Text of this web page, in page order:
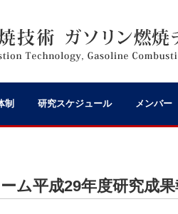
制 研究スケジュール メンバー
ム平成29年度研究成